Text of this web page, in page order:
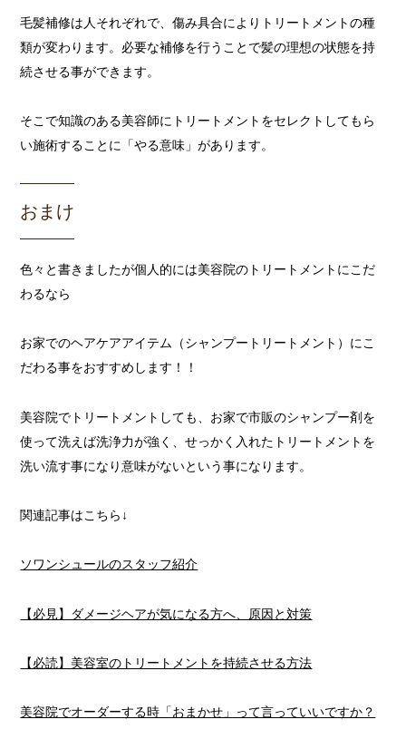
毛髪補修は人それぞれで、傷み具合によりトリートメントの種
類が変わります。必要な補修を行うことで髪の理想の状態を持
続させる事ができます。
そこで知識のある美容師にトリートメントをセレクトしてもら
い施術することに「やる意味」があります。
おまけ
色々と書きましたが個人的には美容院のトリートメントにこだ
わるなら
お家でのヘアケアアイテム（シャンプートリートメント）にこ
だわる事をおすすめします！！
美容院でトリートメントしても、お家で市販のシャンプー剤を
使って洗えば洗浄力が強く、せっかく入れたトリートメントを
洗い流す事になり意味がないという事になります。
関連記事はこちら↓
ソワンシュールのスタッフ紹介
【必見】ダメージヘアが気になる方へ、原因と対策
【必読】美容室のトリートメントを持続させる方法
美容院でオーダーする時「おまかせ」って言っていいですか？